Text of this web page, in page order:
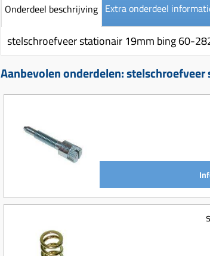
Onderdeel beschrijving Extra onderdeel
stelschroefveer stationair 19mm bing 60-
Aanbevolen onderdelen: